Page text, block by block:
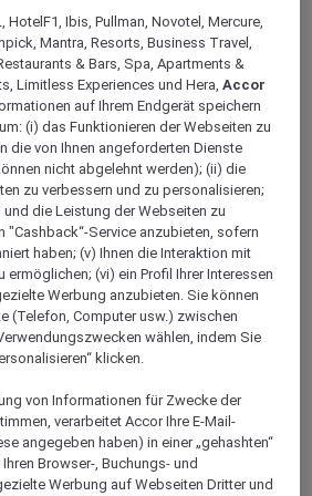
Voyager
ganze Jahrüber auf Ihre Aufenthalte
HotelF1, Ibis, Pullman, Novotel, Mercure,
Mantra, Resorts, Business Travel,
& Bars, Spa, Apartments &
Limitless Experiences und Hera,Accor
auf Ihrem Endgerät speichern
(i) das Funktionieren der Webseiten zu
die von Ihnen angeforderten Dienste
nicht abgelehnt werden); (ii) die
zu verbessern und zu personalisieren;
die Leistung der Webseiten zu
"Cashback“-Service anzubieten, sofern
haben; (v) Ihnen die Interaktion mit
ermöglichen; (vi) ein Profil Ihrer Interessen
Werbung anzubieten. Sie können
(Telefon, Computer usw.) zwischen
wählen, indem Sie
klicken.
von Informationen für Zwecke der
verarbeitet Accor Ihre E-Mail-
angegeben haben) in einer „gehashten“
Browser-, Buchungs- und
Werbung auf Webseiten Dritter und